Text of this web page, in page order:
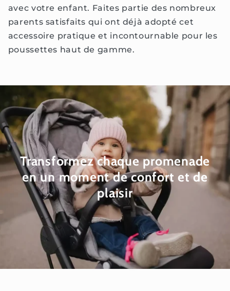
avec votre enfant. Faites partie des nombreux
parents satisfaits qui ont déjà adopté cet
accessoire pratique et incontournable pour les
poussettes haut de gamme.
Transformez chaque promenade
en un moment de confort et de
plaisir